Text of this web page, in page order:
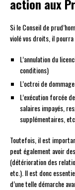
action aux
Si le Conseil de
violé vos droits, il
L’annulation du
conditions)
L’octroi de
L’exécution forcée
salaires impayés,
supplémentaires,
Toutefois, il est
peut également avoir
(détérioration des
etc.). Il est donc
d’une telle démarche